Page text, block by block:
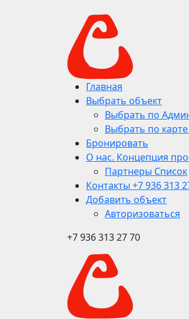
Главная
Выбрать объект
Выбрать по
Выбрать по
Бронировать
О нас. Концепция
Партнеры Список
Контакты +7 936 313
Добавить объект
Авторизоваться
+7 936 313 27 70